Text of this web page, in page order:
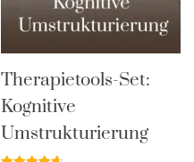
Therapietools-Set:
Kognitive
Umstrukturierung